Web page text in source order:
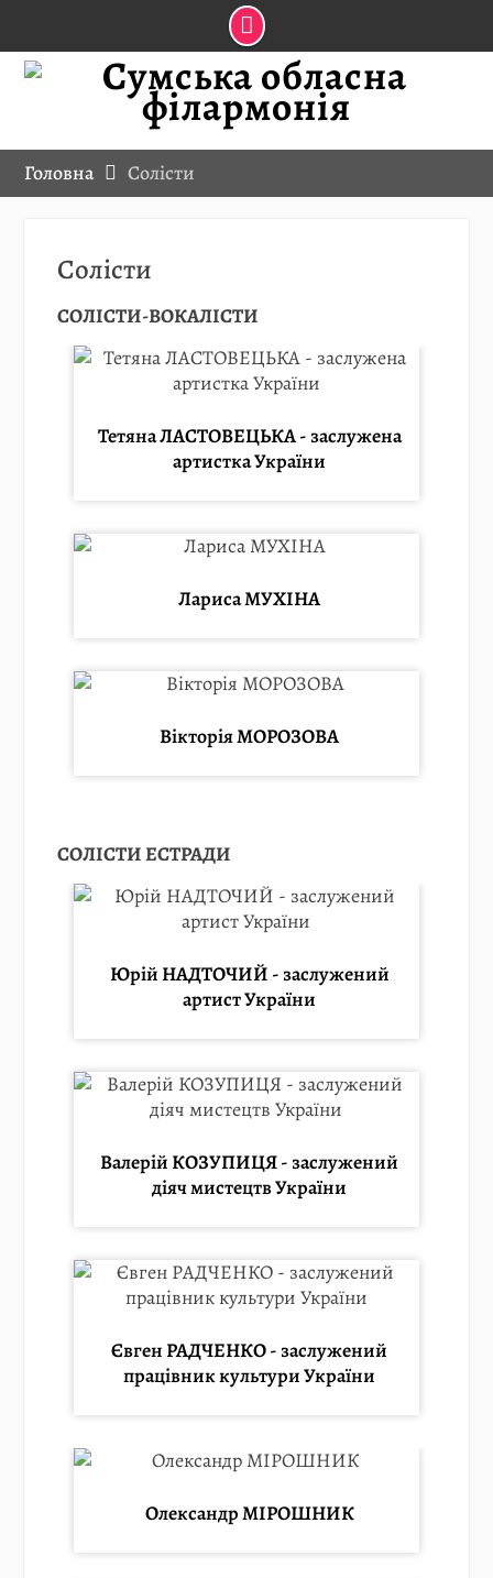
Skip
Головна Солісти
Солісти
СОЛІСТИ-ВОКАЛІСТИ
Тетяна ЛАСТОВЕЦЬКА - заслужена
артистка України
Лариса МУХІНА
Вікторія МОРОЗОВА
СОЛІСТИ ЕСТРАДИ
Юрій НАДТОЧИЙ - заслужений
артист України
Валерій КОЗУПИЦЯ - заслужений
діяч мистецтв України
Євген РАДЧЕНКО - заслужений
працівник культури України
Олександр МІРОШНИК